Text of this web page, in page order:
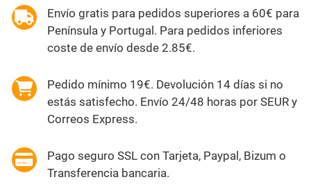
Envío gratis para pedidos superiores a 60€ para
Península y Portugal. Para pedidos inferiores
coste de envío desde 2.85€.
Pedido mínimo 19€. Devolución 14 días si no
estás satisfecho. Envío 24/48 horas por SEUR y
Correos Express.
Pago seguro SSL con Tarjeta, Paypal, Bizum o
Transferencia bancaria.